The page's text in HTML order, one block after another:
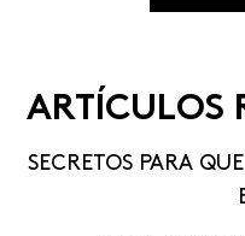
ARTÍCULOS
SECRETOS PARA